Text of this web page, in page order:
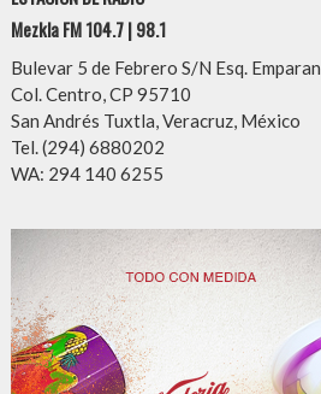
Mezkla FM 104.7 | 98.1
Bulevar 5 de Febrero S/N Esq. Emparan
Col. Centro, CP 95710
San Andrés Tuxtla, Veracruz, México
Tel. (294) 6880202
WA: 294 140 6255